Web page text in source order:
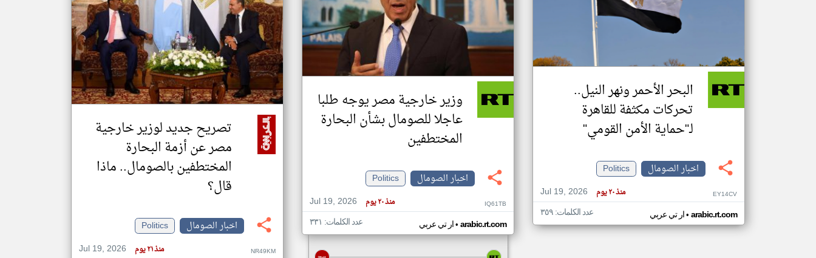
تغيير الدولة
مصادر الأخبار من الصومال
اخبار الصومال على مدار الساعة
أهم اخبار الصومال العاجلة والمباشرة
البحر الأحمر ونهر النيل..
تحركات مكثفة للقاهرة
لـ"حماية الأمن القومي"
اخبار الصومال
Politics
Jul 19, 2026
منذ ٢٠ يوم EY14CV
ار تي عربي• arabic.rt.com عدد الكلمات: ٣٥٩
وزير خارجية مصر يوجه طلبا
عاجلا للصومال بشأن البحارة
المختطفين
اخبار الصومال
Politics
Jul 19, 2026
منذ ٢٠ يوم IQ61TB
ار تي عربي• arabic.rt.com عدد الكلمات: ٣٣١
تصريح جديد لوزير خارجية
مصر عن أزمة البحارة
المختطفين بالصومال.. ماذا
قال؟
اخبار الصومال
Politics
Jul 19, 2026
منذ ٢١ يوم NR49KM
klyoum.com